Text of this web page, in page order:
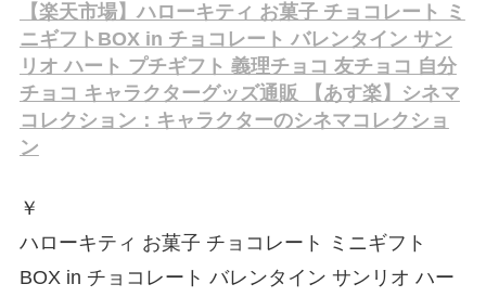
【楽天市場】ハローキティ お菓子 チョコレート ミ
ニギフトBOX in チョコレート バレンタイン サン
リオ ハート プチギフト 義理チョコ 友チョコ 自分
チョコ キャラクターグッズ通販 【あす楽】シネマ
コレクション：キャラクターのシネマコレクショ
ン
￥
ハローキティ お菓子 チョコレート ミニギフト
BOX in チョコレート バレンタイン サンリオ ハー